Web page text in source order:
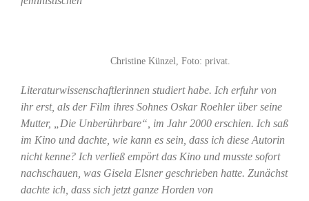
Christine Künzel, Foto: privat.
Literaturwissenschaftlerinnen studiert habe. Ich erfuhr von
ihr erst, als der Film ihres Sohnes Oskar Roehler über seine
Mutter, „Die Unberührbare“, im Jahr 2000 erschien. Ich saß
im Kino und dachte, wie kann es sein, dass ich diese Autorin
nicht kenne? Ich verließ empört das Kino und musste sofort
nachschauen, was Gisela Elsner geschrieben hatte. Zunächst
dachte ich, dass sich jetzt ganze Horden von